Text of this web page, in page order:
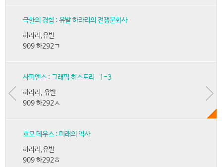
극한의 경험 : 유발 하라리의 전쟁문화사
하라리,유발
909 하292ㄱ
사피엔스 : 그래픽 히스토리 . 1-3
하라리, 유발
909 하292ㅅ
호모 데우스 : 미래의 역사
하라리,유발
909 하292ㅎ